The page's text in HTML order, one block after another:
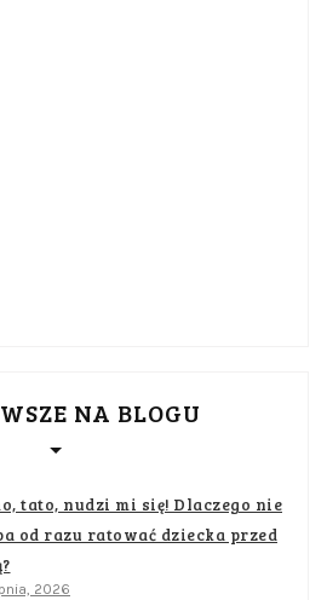
NA BLOGU
tato, nudzi mi się! Dlaczego nie
od razu ratować dziecka przed
2026